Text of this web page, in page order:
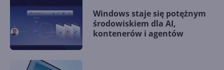
Windows staje się potężnym
środowiskiem dla AI,
kontenerów i agentów